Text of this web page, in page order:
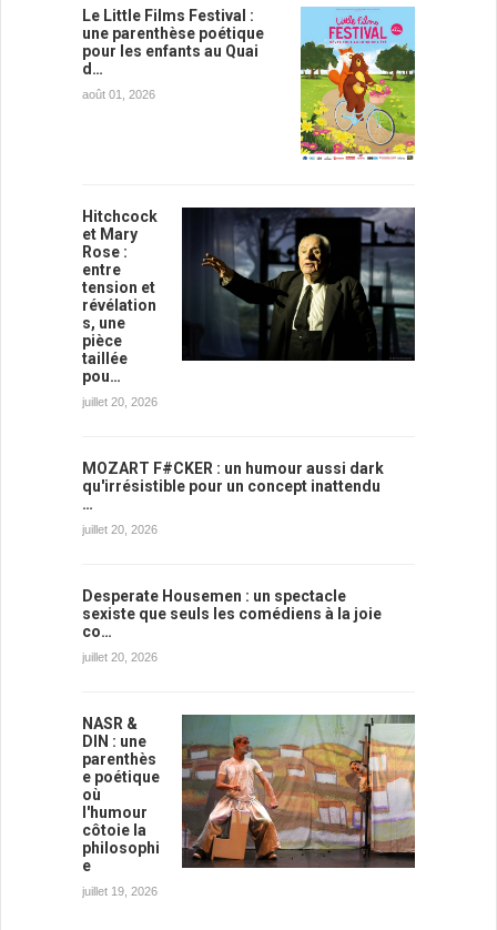
Le Little Films Festival :
une parenthèse poétique
pour les enfants au Quai
d…
août 01, 2026
Hitchcock
et Mary
Rose :
entre
tension et
révélation
s, une
pièce
taillée
pou…
juillet 20, 2026
MOZART F#CKER : un humour aussi dark
qu'irrésistible pour un concept inattendu
…
juillet 20, 2026
Desperate Housemen : un spectacle
sexiste que seuls les comédiens à la joie
co…
juillet 20, 2026
NASR &
DIN : une
parenthès
e poétique
où
l'humour
côtoie la
philosophi
e
juillet 19, 2026